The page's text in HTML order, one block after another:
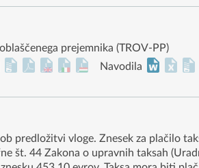
prejemnika (TROV-PP)
Navodila
predložitvi vloge. Znesek za plačilo
št. 44 Zakona o upravnih taksah